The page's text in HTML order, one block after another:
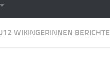
WIKINGERINNEN BERICHTE